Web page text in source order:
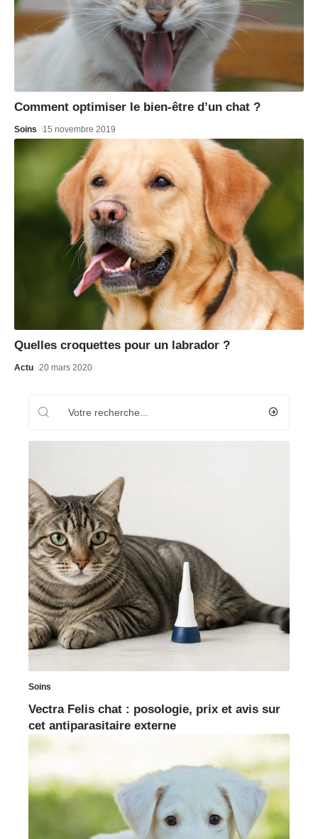
Comment optimiser le bien-être d’un chat ?
Soins 15 novembre 2019
Quelles croquettes pour un labrador ?
Actu 20 mars 2020
Soins
Vectra Felis chat : posologie, prix et avis sur
cet antiparasitaire externe